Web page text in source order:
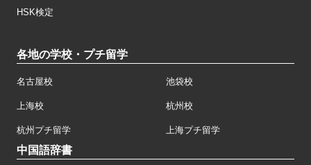
HSK検定
各地の学校・プチ留学
名古屋校 池袋校
上海校 杭州校
杭州プチ留学 上海プチ留学
中国語辞書